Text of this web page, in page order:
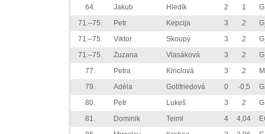
64.
Jakub Hledík 2 1
71.–75.
Petr Kepcija 3 2
71.–75.
Viktor Skoupý 3 2
71.–75.
Zuzana Vlasáková 3 2
77.
Petra Kinclová 3 2
79.
Adéla Gotifriedová 0 -0,5
80.
Petr Lukeš 3 2
81.
Dominik Teiml 4 4,04